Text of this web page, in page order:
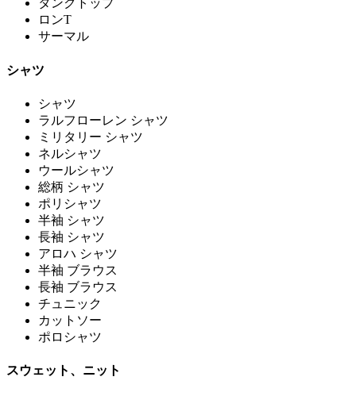
タンクトップ
ロンT
サーマル
シャツ
シャツ
ラルフローレン シャツ
ミリタリー シャツ
ネルシャツ
ウールシャツ
総柄 シャツ
ポリシャツ
半袖 シャツ
長袖 シャツ
アロハ シャツ
半袖 ブラウス
長袖 ブラウス
チュニック
カットソー
ポロシャツ
スウェット、ニット